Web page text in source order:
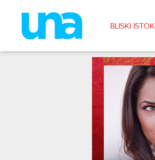
BLISKI ISTOK